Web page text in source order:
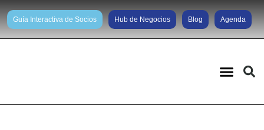
Guía Interactiva de Socios Hub de Negocios Blog Agenda